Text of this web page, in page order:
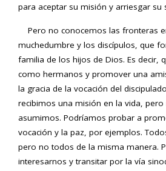
para aceptar su misión y arriesgar su
Pero no conocemos las fronteras
muchedumbre y los discípulos, que
familia de los hijos de Dios. Es decir,
como hermanos y promover una
la gracia de la vocación del
recibimos una misión en la vida,
asumimos. Podríamos probar a
vocación y la paz, por ejemplos.
pero no todos de la misma manera.
interesarnos y transitar por la vía